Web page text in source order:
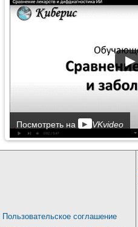
▶
Посмотреть на ▶ VKvideo
Пользовательское соглашение